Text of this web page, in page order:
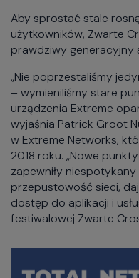
Aby sprostać stale
użytkowników, Zwarte
prawdziwy generacyjny
„Nie poprzestaliśmy
– wymieniliśmy stare
urządzenia Extreme
wyjaśnia Patrick Groot
w Extreme Networks,
2018 roku. „Nowe
zapewniły
przepustowość sieci,
dostęp do aplikacji i
festiwalowej Zwarte